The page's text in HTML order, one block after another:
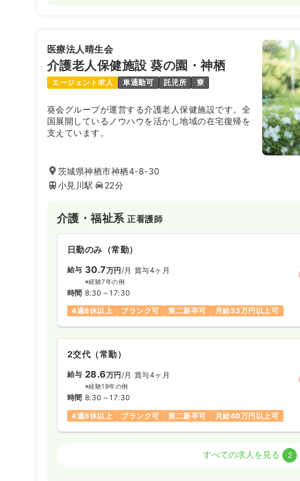
時間 8:00～18:00
日曜休み
年間休日120日 4週8休以上 月給37万円以上可
日勤のみ（パート）
給与 時給
医療法人晴生会
介護老人保健施設 葵の園・神栖
エージェント求人 車通勤可 託児所 寮
葵会グループが運営する介護老人保健施設です。全
国展開しているノウハウを活かし地域の在宅復帰を
支えています。
茨城県神栖市神栖4-8-30
小見川駅
22分
介護・福祉系正看護師
日勤のみ（常勤）
給与 30.7万円/月 賞与4ヶ月
※経験7年の例
時間 8:30～17:30
4週8休以上
ブランク可 第二新卒可 月給33万円以上可
2交代（常勤）
給与 28.6万円/月 賞与4ヶ月
※経験19年の例
時間 8:30～17:30
4週8休以上
ブランク可 第二新卒可 月給40万円以上可
すべての求人を見る 2